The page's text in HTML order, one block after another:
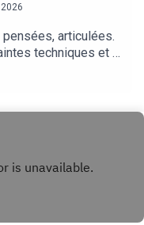
articulées.
techniques et à
ces secrets des
que
Baptiste Noé